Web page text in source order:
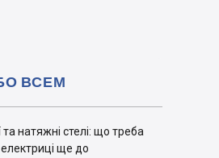
та натяжні стелі: що треба
ще до
ВСЕМ